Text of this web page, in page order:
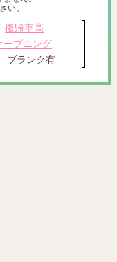
い。
復帰率高
ープニング
ブランク有